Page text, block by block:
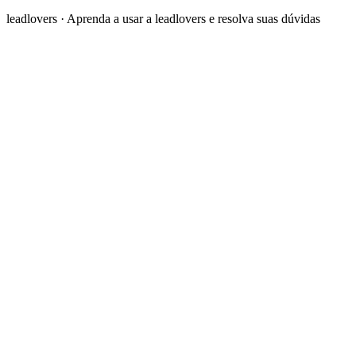
leadlovers · Aprenda a usar a leadlovers e resolva suas dúvidas